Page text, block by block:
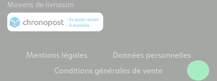
Moyens de livraison
Mentions légales Données personnelles
Conditions générales de vente